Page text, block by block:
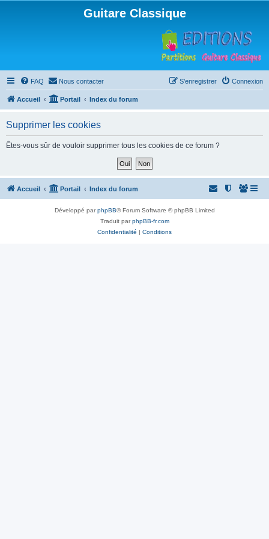
Guitare Classique
FAQ Nous contacter Connexion
S’enregistrer
Accueil Portail Index du forum
Supprimer les cookies
Êtes-vous sûr de vouloir supprimer tous les cookies de ce forum ?
Accueil Portail Index du forum
Développé parphpBB® Forum Software © phpBB Limited
Traduit parphpBB-fr.com
Confidentialité | Conditions